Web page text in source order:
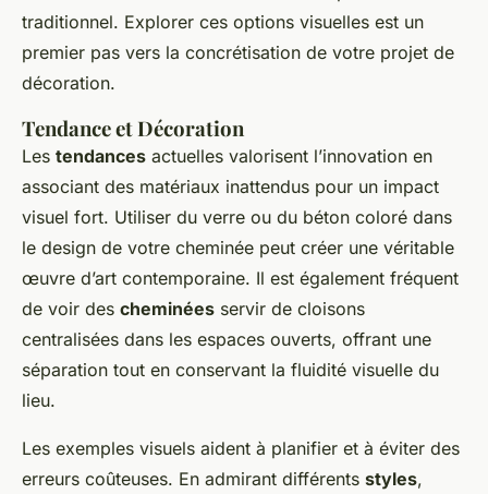
traditionnel. Explorer ces options visuelles est un
premier pas vers la concrétisation de votre projet de
décoration.
Tendance et Décoration
Les tendances actuelles valorisent l’innovation en
associant des matériaux inattendus pour un impact
visuel fort. Utiliser du verre ou du béton coloré dans
le design de votre cheminée peut créer une véritable
œuvre d’art contemporaine. Il est également fréquent
de voir des cheminées servir de cloisons
centralisées dans les espaces ouverts, offrant une
séparation tout en conservant la fluidité visuelle du
lieu.
Les exemples visuels aident à planifier et à éviter des
erreurs coûteuses. En admirant différents styles,